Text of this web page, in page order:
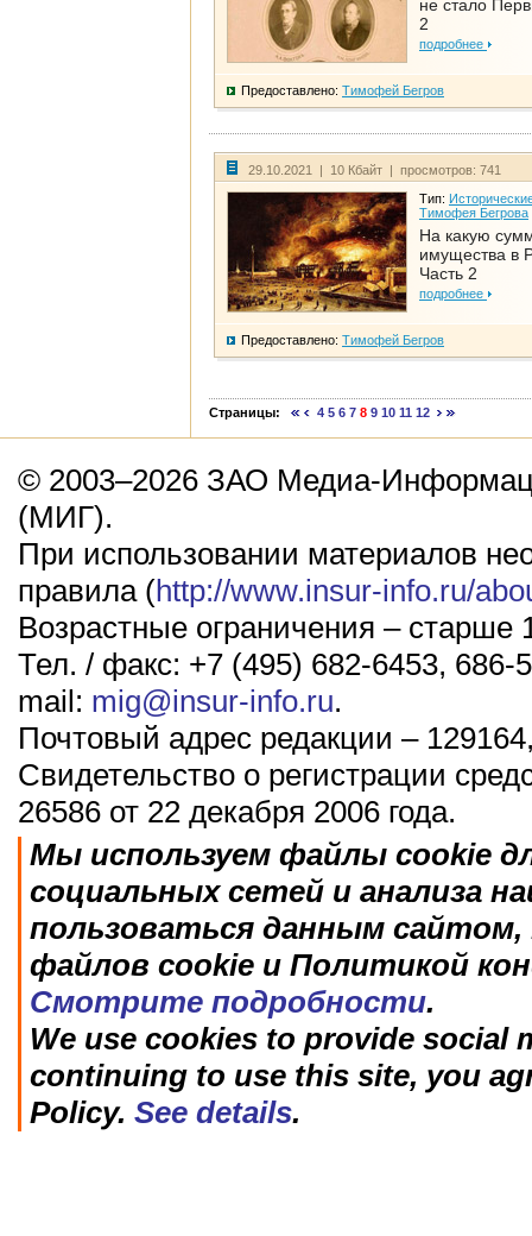
не стало
2
подробнее
Предоставлено: Тимофей Бегров
29.10.2021 | 10 Кбайт | просмотров: 741
Тип:
Тимофея Бегрова
На какую
имущества в
Часть 2
подробнее
Предоставлено: Тимофей Бегров
Страницы: 4 5 6 7 8 9 10 11 12
© 2003–2026 ЗАО Медиа-
(МИГ).
При использовании материалов
правила (http://www.insur-info.ru/
Возрастные ограничения – старше
Тел. / факс: +7 (495) 682-6453, 686-
mail: mig@insur-info.ru.
Почтовый адрес редакции –
Свидетельство о регистрации
26586 от 22 декабря 2006 года.
Мы используем файлы cookie
социальных сетей и анализа
пользоваться данным
файлов cookie и Политикой
Смотрите подробности.
We use cookies to provide social
continuing to use this site, you
Policy. See details.